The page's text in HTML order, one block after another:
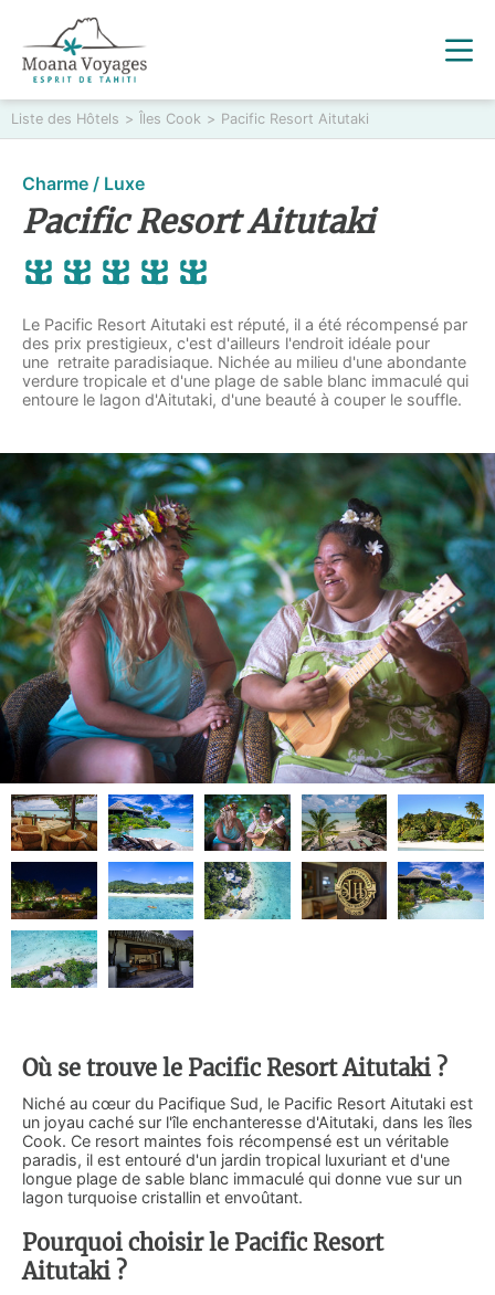
Liste des Hôtels > Îles Cook > Pacific Resort Aitutaki
Charme / Luxe
Pacific Resort Aitutaki
Le Pacific Resort Aitutaki est réputé, il a été récompensé par
des prix prestigieux, c'est d'ailleurs l'endroit idéale pour
une retraite paradisiaque. Nichée au milieu d'une abondante
verdure tropicale et d'une plage de sable blanc immaculé qui
entoure le lagon d'Aitutaki, d'une beauté à couper le souffle.
Où se trouve le Pacific Resort Aitutaki ?
Niché au cœur du Pacifique Sud, le Pacific Resort Aitutaki est
un joyau caché sur l'île enchanteresse d'Aitutaki, dans les îles
Cook. Ce resort maintes fois récompensé est un véritable
paradis, il est entouré d'un jardin tropical luxuriant et d'une
longue plage de sable blanc immaculé qui donne vue sur un
lagon turquoise cristallin et envoûtant.
Pourquoi choisir le Pacific Resort
Aitutaki ?